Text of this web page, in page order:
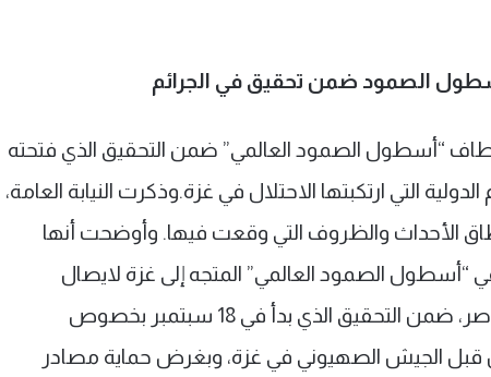
الصمود ضمن تحقيق في الجرائم
“أسطول الصمود العالمي” ضمن التحقيق الذي فتحته
الدولية التي ارتكبتها الاحتلال في غزة.وذكرت النيابة العامة،
الأحداث والظروف التي وقعت فيها. وأوضحت أنها
الصمود العالمي” المتجه إلى غزة لايصال
المساعدات الإنسانية للشعب المحاصر، ضمن التحقيق الذي بدأ في 18 سبتمبر بخصوص
قبل الجيش الصهيوني في غزة، وبغرض حماية مصادر